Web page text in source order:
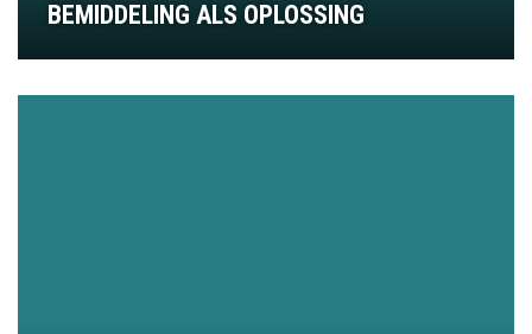
BEMIDDELING ALS OPLOSSING